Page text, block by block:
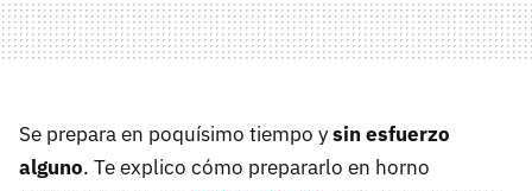
Se prepara en poquísimo tiempo ysin esfuerzo
alguno. Te explico cómo prepararlo en horno